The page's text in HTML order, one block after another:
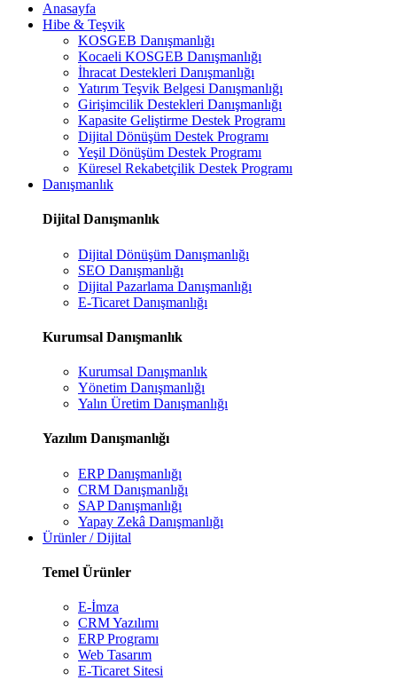
Anasayfa
Hibe & Teşvik
KOSGEB Danışmanlığı
Kocaeli KOSGEB Danışmanlığı
İhracat Destekleri Danışmanlığı
Yatırım Teşvik Belgesi Danışmanlığı
Girişimcilik Destekleri Danışmanlığı
Kapasite Geliştirme Destek Programı
Dijital Dönüşüm Destek Programı
Yeşil Dönüşüm Destek Programı
Küresel Rekabetçilik Destek Programı
Danışmanlık
Dijital Danışmanlık
Dijital Dönüşüm Danışmanlığı
SEO Danışmanlığı
Dijital Pazarlama Danışmanlığı
E-Ticaret Danışmanlığı
Kurumsal Danışmanlık
Kurumsal Danışmanlık
Yönetim Danışmanlığı
Yalın Üretim Danışmanlığı
Yazılım Danışmanlığı
ERP Danışmanlığı
CRM Danışmanlığı
SAP Danışmanlığı
Yapay Zekâ Danışmanlığı
Ürünler / Dijital
Temel Ürünler
E-İmza
CRM Yazılımı
ERP Programı
Web Tasarım
E-Ticaret Sitesi